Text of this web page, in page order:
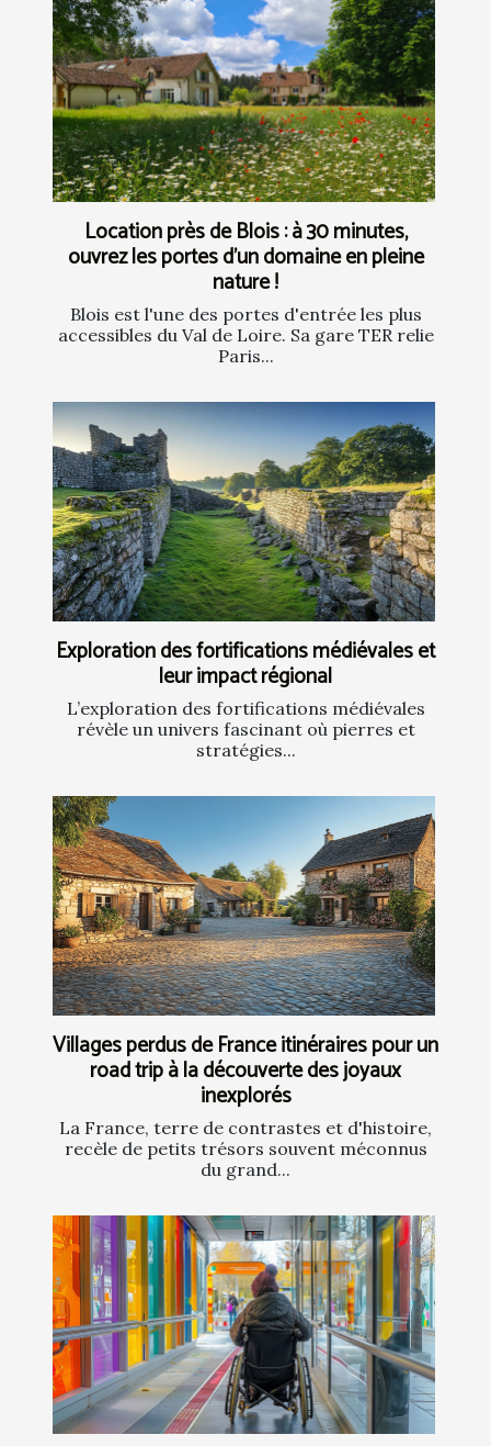
Location près de Blois : à 30 minutes,
ouvrez les portes d’un domaine en pleine
nature !
Blois est l'une des portes d'entrée les plus
accessibles du Val de Loire. Sa gare TER relie
Paris...
Exploration des fortifications médiévales et
leur impact régional
L’exploration des fortifications médiévales
révèle un univers fascinant où pierres et
stratégies...
Villages perdus de France itinéraires pour un
road trip à la découverte des joyaux
inexplorés
La France, terre de contrastes et d'histoire,
recèle de petits trésors souvent méconnus
du grand...